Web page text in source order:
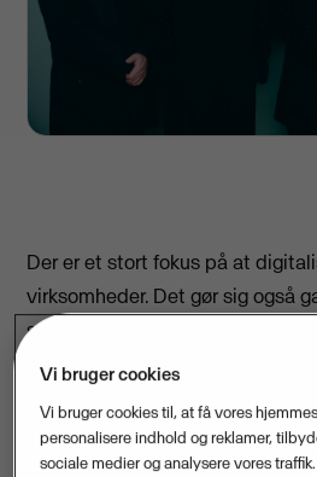
Der er et stort fokus på at
virksomheder. Det gør sig også
softwarevirksomheden Visma,
strategi opkøber virksomheder
softwareløsninger.
Vi bruger cookies
Vi bruger cookies til, at få vores
personalisere indhold og reklamer,
sociale medier og analysere vores